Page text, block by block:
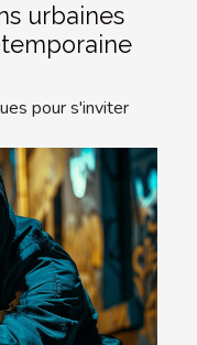
urbaines
pour s'inviter